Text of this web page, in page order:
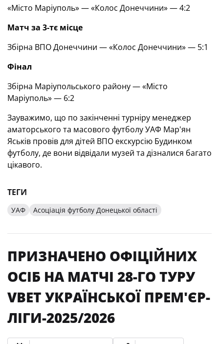
«Місто Маріуполь» — «Колос Донеччини» — 4:2
Матч за 3-тє місце
Збірна ВПО Донеччини — «Колос Донеччини» — 5:1
Фінал
Збірна Маріупольського району — «Місто
Маріуполь» — 6:2
Зауважимо, що по закінченні турніру менеджер
аматорського та масового футболу УАФ Мар'ян
Яськів провів для дітей ВПО екскурсію Будинком
футболу, де вони відвідали музей та дізналися багато
цікавого.
ТЕГИ
УАФ Асоціація футболу Донецької області
ПРИЗНАЧЕНО ОФІЦІЙНИХ
ОСІБ НА МАТЧІ 28-ГО ТУРУ
VBET УКРАЇНСЬКОЇ ПРЕМ'ЄР-
ЛІГИ-2025/2026